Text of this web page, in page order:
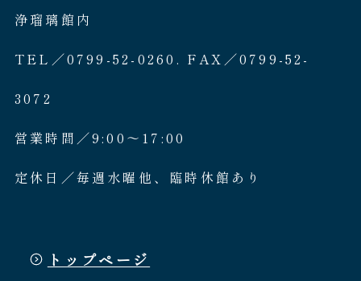
浄瑠璃館内
TEL／0799-52-0260. FAX／0799-52-
3072
営業時間／9:00〜17:00
定休日／毎週水曜他、臨時休館あり
トップページ